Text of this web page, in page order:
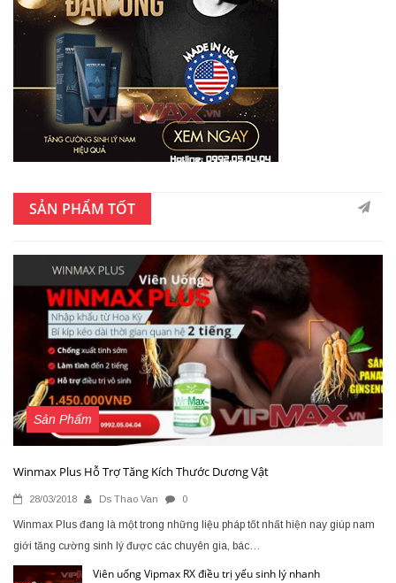
SẢN PHẨM TỐT
Sản Phẩm
Winmax Plus Hỗ Trợ Tăng Kích Thước Dương Vật
28/03/2018 Ds Thao Van 0
Winmax Plus đang là một trong những liệu pháp tốt nhất hiện nay giúp nam
giới tăng cường sinh lý được các chuyên gia, bác…
Viên uống Vipmax RX điều trị yếu sinh lý nhanh